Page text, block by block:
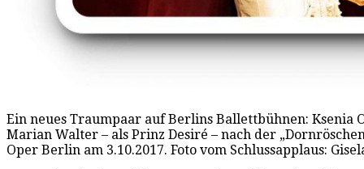
Ein neues Traumpaar auf Berlins Ballettbühnen: Ksenia
Marian Walter – als Prinz Desiré – nach der
Oper Berlin am 3.10.2017. Foto vom Schlussapplaus: